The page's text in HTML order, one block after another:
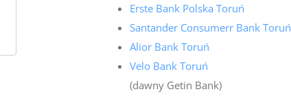
Erste Bank Polska Toruń
Santander Consumerr Bank Toruń
Alior Bank Toruń
Velo Bank Toruń
(dawny Getin Bank)